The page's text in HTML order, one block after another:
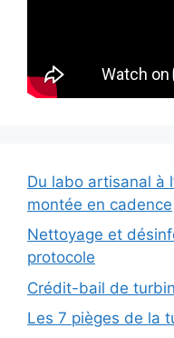
Du labo artisanal à
montée en cadence
Nettoyage et
protocole
Crédit-bail de
Les 7 pièges de la